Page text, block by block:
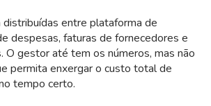
distribuídas entre plataforma de
despesas, faturas de fornecedores e
O gestor até tem os números, mas não
permita enxergar o custo total de
tempo certo.